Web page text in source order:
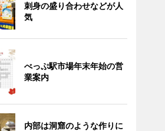
刺身の盛り合わせなどが人
気
べっぷ駅市場年末年始の営
業案内
内部は洞窟のような作りに